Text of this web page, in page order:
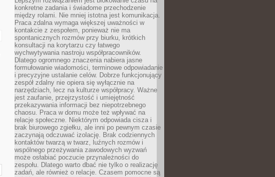
konkretne zadania i świadome przechodzenie
między rolami. Nie mniej istotna jest komunikacja.
Praca zdalna wymaga większej uważności w
kontakcie z zespołem, ponieważ nie ma
spontanicznych rozmów przy biurku, krótkich
konsultacji na korytarzu czy łatwego
wychwytywania nastroju współpracowników.
Dlatego ogromnego znaczenia nabiera jasne
formułowanie wiadomości, terminowe odpowiadanie
i precyzyjne ustalanie celów. Dobrze funkcjonujący
zespół zdalny nie opiera się wyłącznie na
narzędziach, lecz na kulturze współpracy. Ważne
jest zaufanie, przejrzystość i umiejętność
przekazywania informacji bez niepotrzebnego
chaosu. Praca w domu może też wpływać na
relacje społeczne. Niektórym odpowiada cisza i
brak biurowego zgiełku, ale inni po pewnym czasie
zaczynają odczuwać izolację. Brak codziennych
kontaktów twarzą w twarz, luźnych rozmów i
wspólnego przeżywania zawodowych wyzwań
może osłabiać poczucie przynależności do
zespołu. Dlatego warto dbać nie tylko o realizację
zadań, ale również o relacje. Czasem pomocne są